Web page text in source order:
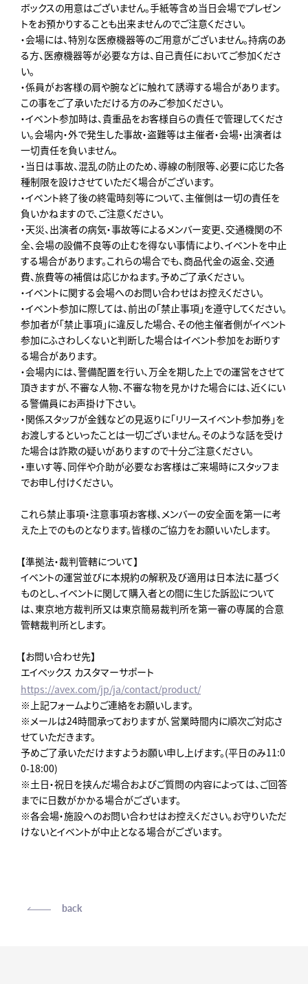
ボックスの用意はございません。手紙等含め当日会場でプレゼン
トをお預かりすることも出来ませんのでご注意ください。
・会場には、特別な医療機器等のご用意がございません。持病のあ
る方、医療機器等が必要な方は、自己責任においてご参加くださ
い。
・係員がお客様の肩や腕などに触れて誘導する場合があります。
この事をご了承いただける方のみご参加ください。
・イベント参加時は、貴重品をお客様自らの責任で管理してくださ
い。会場内・外で発生した事故・盗難等は主催者・会場・出演者は
一切責任を負いません。
・当日は事故、混乱の防止のため、導線の制限等、必要に応じた各
種制限を設けさせていただく場合がございます。
・イベント終了後の終電時刻等について、主催側は一切の責任を
負いかねますので、ご注意ください。
・天災、出演者の病気・事故等によるメンバー変更、交通機関の不
全、会場の設備不良等の止むを得ない事情により、イベントを中止
する場合があります。これらの場合でも、商品代金の返金、交通
費、旅費等の補償は応じかねます。予めご了承ください。
・イベントに関する会場へのお問い合わせはお控えください。
・イベント参加に際しては、前出の「禁止事項」を遵守してください。
参加者が「禁止事項」に違反した場合、その他主催者側がイベント
参加にふさわしくないと判断した場合はイベント参加をお断りす
る場合があります。
・会場内には、警備配置を行い、万全を期した上での運営をさせて
頂きますが、不審な人物、不審な物を見かけた場合には、近くにい
る警備員にお声掛け下さい。
・関係スタッフが金銭などの見返りに「リリースイベント参加券」を
お渡しするといったことは一切ございません。そのような話を受け
た場合は詐欺の疑いがありますので十分ご注意ください。
・車いす等、同伴や介助が必要なお客様はご来場時にスタッフま
でお申し付けください。
これら禁止事項・注意事項お客様、メンバーの安全面を第一に考
えた上でのものとなります。皆様のご協力をお願いいたします。
【準拠法・裁判管轄について】
イベントの運営並びに本規約の解釈及び適用は日本法に基づく
ものとし、イベントに関して購入者との間に生じた訴訟について
は、東京地方裁判所又は東京簡易裁判所を第一審の専属的合意
管轄裁判所とします。
【お問い合わせ先】
エイベックス カスタマーサポート
https://avex.com/jp/ja/contact/product/
※上記フォームよりご連絡をお願いします。
※メールは24時間承っておりますが、営業時間内に順次ご対応さ
せていただきます。
予めご了承いただけますようお願い申し上げます。(平日のみ11:0
0-18:00)
※土日・祝日を挟んだ場合およびご質問の内容によっては、ご回答
までに日数がかかる場合がございます。
※各会場・施設へのお問い合わせはお控えください。お守りいただ
けないとイベントが中止となる場合がございます。
back